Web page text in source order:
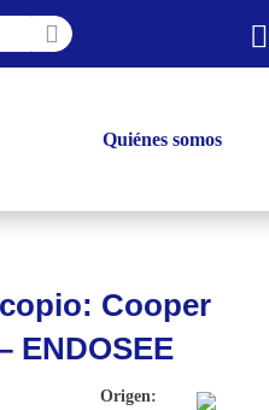
Quiénes somos
Cooper
ENDOSEE
Origen: